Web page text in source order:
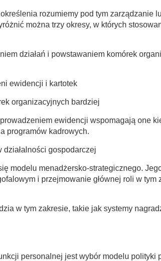
rozumiemy pod tym zarządzanie
można trzy okresy, w których
działań i powstawaniem komórek
ewidencji i kartotek
organizacyjnych bardziej
ewidencji wspomagają one
programów kadrowych.
gospodarczej
modelu menadżersko-strategicznego.
i przejmowanie głównej roli w tym
w tym zakresie, takie jak systemy
personalnej jest wybór modelu polityki